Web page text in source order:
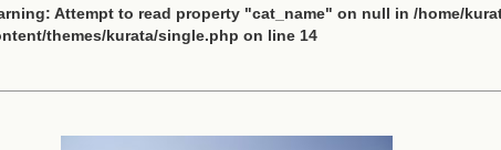
: Attempt to read property "cat_name" on null in /home/
themes/kurata/single.php on line 14